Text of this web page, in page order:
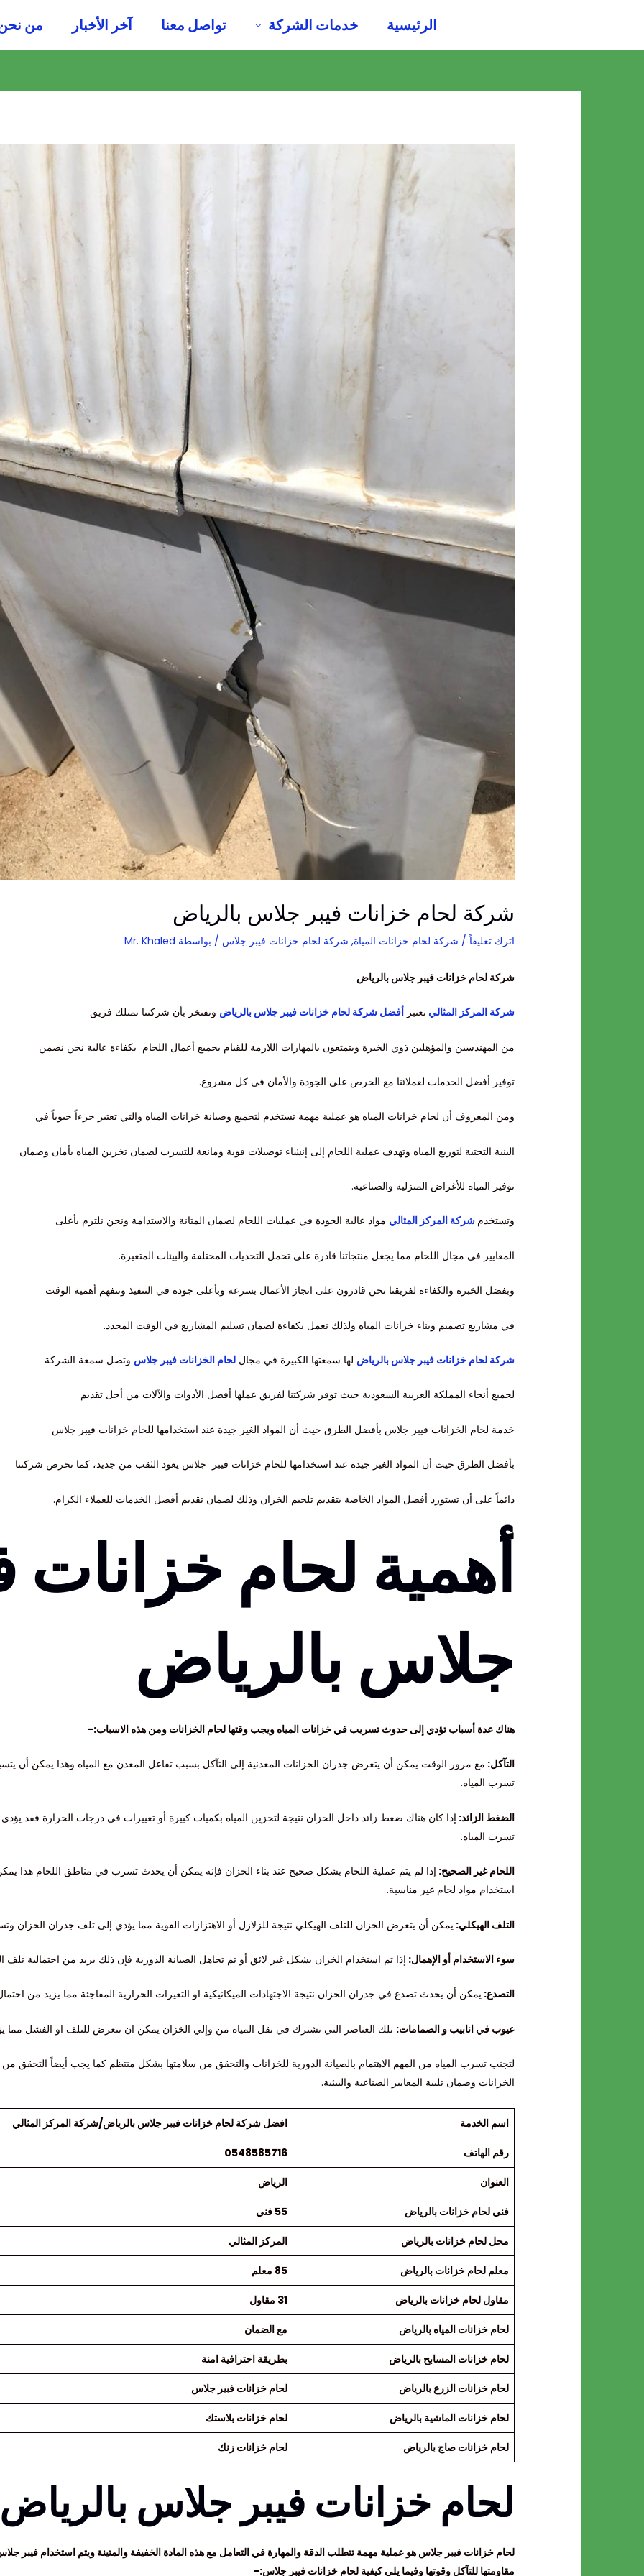
الرئيسية خدمات الشركة تواصل معنا آخر الأخبار من
شركة لحام خزانات فيبر جلاس بالرياض
اترك تعليقاً / شركة لحام خزانات المياة, شركة لحام خزانات فيبر جلاس / بواسطة Mr. Khaled
شركة لحام خزانات فيبر جلاس بالرياض
شركة المركز المثاليتعتبرأفضل شركة لحام خزانات فيبر جلاس بالرياض ونفتخر بأن شركتنا تمتلك فريق
من المهندسين والمؤهلين ذوي الخبرة ويتمتعون بالمهارات اللازمة للقيام بجميع أعمال اللحام بكفاءة عالية نحن نضمن
توفير أفضل الخدمات لعملائنا مع الحرص على الجودة والأمان في كل مشروع.
ومن المعروف أن لحام خزانات المياه هو عملية مهمة تستخدم لتجميع وصيانة خزانات المياه والتي تعتبر جزءاً حيوياً في
البنية التحتية لتوزيع المياه وتهدف عملية اللحام إلى إنشاء توصيلات قوية ومانعة للتسرب لضمان تخزين المياه بأمان وضمان
توفير المياه للأغراض المنزلية والصناعية.
وتستخدم شركة المركز المثالي مواد عالية الجودة في عمليات اللحام لضمان المتانة والاستدامة ونحن نلتزم بأعلى
المعايير في مجال اللحام مما يجعل منتجاتنا قادرة على تحمل التحديات المختلفة والبيئات المتغيرة.
وبفضل الخبرة والكفاءة لفريقنا نحن قادرون على انجاز الأعمال بسرعة وبأعلى جودة في التنفيذ ونتفهم أهمية الوقت
في مشاريع تصميم وبناء خزانات المياه ولذلك نعمل بكفاءة لضمان تسليم المشاريع في الوقت المحدد.
شركة لحام خزانات فيبر جلاس بالرياض لها سمعتها الكبيرة في مجاللحام الخزانات فيبر جلاس وتصل سمعة الشركة
لجميع أنحاء المملكة العربية السعودية حيث توفر شركتنا لفريق عملها أفضل الأدوات والآلات من أجل تقديم
خدمة لحام الخزانات فيبر جلاس بأفضل الطرق حيث أن المواد الغير جيدة عند استخدامها للحام خزانات فيبر جلاس
بأفضل الطرق حيث أن المواد الغير جيدة عند استخدامها للحام خزانات فيبر جلاس يعود الثقب من جديد، كما تحرص شركتنا
دائماً على أن تستورد أفضل المواد الخاصة بتقديم تلحيم الخزان وذلك لضمان تقديم أفضل الخدمات للعملاء الكرام.
أهمية لحام خزانات
جلاس بالرياض
هناك عدة أسباب تؤدي إلى حدوث تسريب في خزانات المياه ويجب وقتها لحام الخزانات ومن هذه الاسباب:-
التآكل: مع مرور الوقت يمكن أن يتعرض جدران الخزانات المعدنية إلى التآكل بسبب تفاعل المعدن مع المياه وهذا يمكن أن
تسرب المياه.
الضغط الزائد: إذا كان هناك ضغط زائد داخل الخزان نتيجة لتخزين المياه بكميات كبيرة أو تغييرات في درجات الحرارة فقد
تسرب المياه.
اللحام غير الصحيح: إذا لم يتم عملية اللحام بشكل صحيح عند بناء الخزان فإنه يمكن أن يحدث تسرب في مناطق اللحام هذا
استخدام مواد لحام غير مناسبة.
التلف الهيكلي: يمكن أن يتعرض الخزان للتلف الهيكلي نتيجة للزلازل أو الاهتزازات القوية مما يؤدي إلى تلف جدران الخزان
سوء الاستخدام أو الإهمال: إذا تم استخدام الخزان بشكل غير لائق أو تم تجاهل الصيانة الدورية فإن ذلك يزيد من احتمالية تلف
التصدع: يمكن أن يحدث تصدع في جدران الخزان نتيجة الاجتهادات الميكانيكية او التغيرات الحرارية المفاجئة مما يزيد من
عيوب في انابيب و الصمامات: تلك العناصر التي تشترك في نقل المياه من وإلي الخزان يمكن ان تتعرض للتلف او الفشل مما
لتجنب تسرب المياه من المهم الاهتمام بالصيانة الدورية للخزانات والتحقق من سلامتها بشكل منتظم كما يجب أيضاً التحقق من
الخزانات وضمان تلبية المعايير الصناعية والبيئية.
اسم الخدمة افضل شركة لحام خزانات فيبر جلاس بالرياض/شركة المركز المثالي
رقم الهاتف 0548585716
العنوان الرياض
فني لحام خزانات بالرياض 55 فني
محل لحام خزانات بالرياض المركز المثالي
معلم لحام خزانات بالرياض 85 معلم
مقاول لحام خزانات بالرياض 31 مقاول
لحام خزانات المياه بالرياض مع الضمان
لحام خزانات المسابح بالرياض بطريقة احترافية امنة
لحام خزانات الزرع بالرياض لحام خزانات فبير جلاس
لحام خزانات الماشية بالرياض لحام خزانات بلاستك
لحام خزانات صاج بالرياض لحام خزانات زنك
لحام خزانات فيبر جلاس
لحام خزانات فيبر جلاس هو عملية مهمة تتطلب الدقة والمهارة في التعامل مع هذه المادة الخفيفة والمتينة ويتم استخدام فيبر
مقاومتها للتآكل وقوتها وفيما يلي كيفية لحام خزانات فيبر جلاس:-